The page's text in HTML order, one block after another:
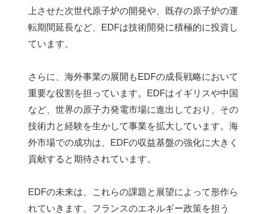
上させた次世代原子炉の開発や、既存の原子炉の運
転期間延長など、EDFは技術開発に積極的に投資し
ています。
さらに、海外事業の展開もEDFの成長戦略において
重要な役割を担っています。EDFはイギリスや中国
など、世界の原子力発電市場に進出しており、その
技術力と経験を生かして事業を拡大しています。海
外市場での成功は、EDFの収益基盤の強化に大きく
貢献すると期待されています。
EDFの未来は、これらの課題と展望によって形作ら
れていきます。フランスのエネルギー政策を担う